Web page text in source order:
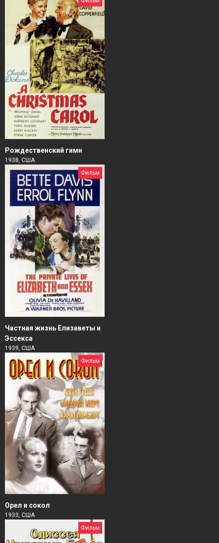
Рождественский гимн
1938, США
Фильм
Частная жизнь Елизаветы и
Эссекса
1939, США
Фильм
Орел и сокол
1933, США
Фильм